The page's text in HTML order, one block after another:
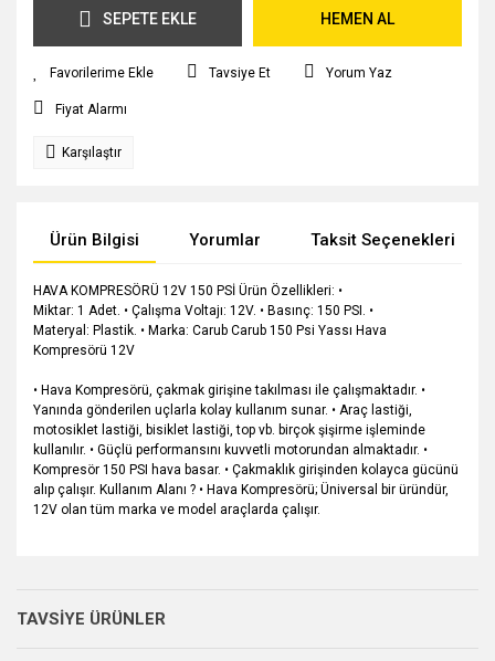
SEPETE EKLE HEMEN AL
Tavsiye Et Yorum Yaz
Fiyat Alarmı
Karşılaştır
Ürün Bilgisi Yorumlar Taksit Seçenekleri
HAVA KOMPRESÖRÜ 12V 150 PSİ Ürün Özellikleri: •
Miktar: 1 Adet. • Çalışma Voltajı: 12V. • Basınç: 150 PSI. •
Materyal: Plastik. • Marka: Carub Carub 150 Psi Yassı Hava
Kompresörü 12V
• Hava Kompresörü, çakmak girişine takılması ile çalışmaktadır. •
Yanında gönderilen uçlarla kolay kullanım sunar. • Araç lastiği,
motosiklet lastiği, bisiklet lastiği, top vb. birçok şişirme işleminde
kullanılır. • Güçlü performansını kuvvetli motorundan almaktadır. •
Kompresör 150 PSI hava basar. • Çakmaklık girişinden kolayca gücünü
alıp çalışır. Kullanım Alanı ? • Hava Kompresörü; Üniversal bir üründür,
12V olan tüm marka ve model araçlarda çalışır.
kullanarak tarafımıza iletebilirsiniz.
Görüş ve önerileriniz için teşekkür ederiz.
TAVSİYE ÜRÜNLER